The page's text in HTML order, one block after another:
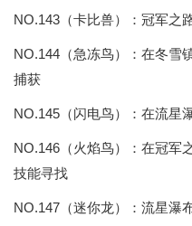
NO.143（卡比兽）：冠军之
NO.144（急冻鸟）：在冬雪
捕获
NO.145（闪电鸟）：在流星
NO.146（火焰鸟）：在冠军
技能寻找
NO.147（迷你龙）：流星瀑